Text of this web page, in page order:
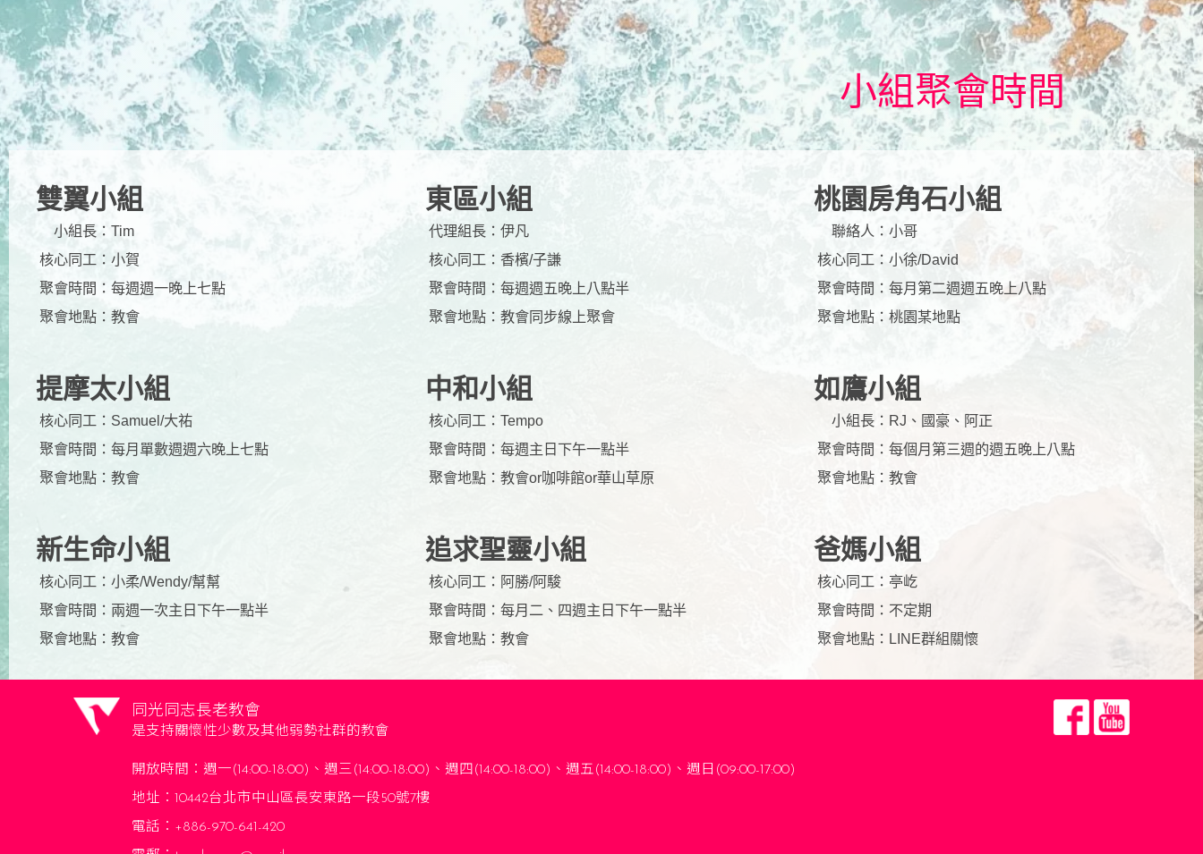
小組聚會時間
雙翼小組
小組長： Tim
核心同工： 小賀
聚會時間： 每週週一晚上七點
聚會地點： 教會
東區小組
代理組長： 伊凡
核心同工： 香檳/子謙
聚會時間： 每週週五晚上八點半
聚會地點： 教會同步線上聚會
桃園房角石小組
聯絡人：小哥
核心同工：小徐/David
聚會時間：每月第二週週五晚上八點
聚會地點：桃園某地點
提摩太小組
核心同工： Samuel/大祐
聚會時間： 每月單數週週六晚上七點
聚會地點： 教會
中和小組
核心同工： Tempo
聚會時間： 每週主日下午一點半
聚會地點： 教會or咖啡館or華山草原
如鷹小組
小組長： RJ、國豪、阿正
聚會時間：每個月第三週的週五晚上八點
聚會地點：教會
新生命小組
核心同工： 小柔/Wendy/幫幫
聚會時間： 兩週一次主日下午一點半
聚會地點： 教會
追求聖靈小組
核心同工： 阿勝/阿駿
聚會時間： 每月二、四週主日下午一點半
聚會地點： 教會
爸媽小組
核心同工： 亭屹
聚會時間： 不定期
聚會地點： LINE群組關懷
同光同志長老教會
是支持關懷性少數及其他弱勢社群的教會
開放時間：週一(14:00-18:00)、週三(14:00-18:00) 、週四(14:00-18:00)、週五(14:00-18:00) 、週日(09:00-17:00)
地址：10442台北市中山區長安東路一段50號7樓
電話：+886-970-641-420